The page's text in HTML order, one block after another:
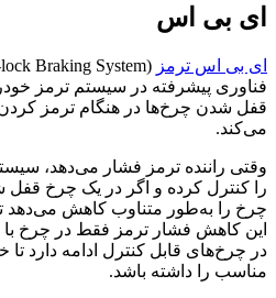
ای بی اس
ای بی اس ترمز
فناوری پیشرفته در سیستم ترمز
قفل شدن چرخ‌ها در هنگام ترمز
می‌کند.
را کنترل کرده و اگر در یک چرخ قفل
چرخ را به‌طور متناوب کاهش می‌دهد
این کاهش فشار ترمز فقط در چرخ
در چرخ‌های قابل کنترل ادامه دارد تا
مناسب را داشته باشد.